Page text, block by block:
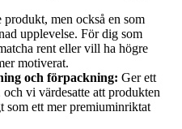
produkt, men också en som
upplevelse. För dig som
rent eller vill ha högre
motiverat.
och förpackning: Ger ett
vi värdesatte att produkten
som ett mer premiuminriktat